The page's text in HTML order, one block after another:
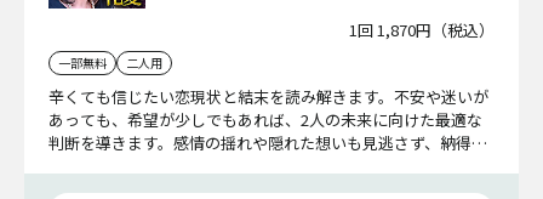
1回 1,870円（税込）
一部無料 二人用
辛くても信じたい恋現状と結末を読み解きます。不安や迷いが
あっても、希望が少しでもあれば、2人の未来に向けた最適な
判断を導きます。感情の揺れや隠れた想いも見逃さず、納得で